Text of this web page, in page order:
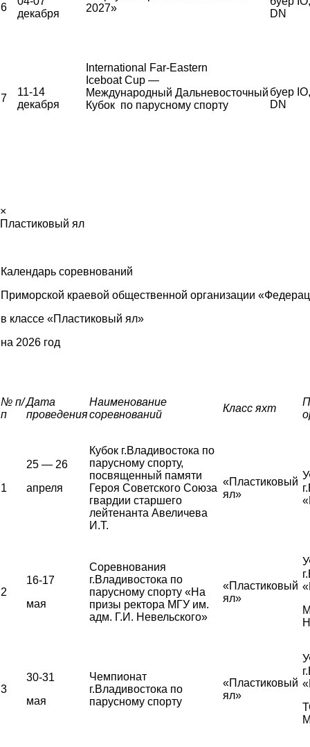
6
декабря
2027»
DN
7
11-14
декабря
International Far-Eastern
Iceboat Cup —
Международный Дальневосточный
Кубок по парусному спорту
буер
DN
×
Пластиковый ял
Календарь соревнований
Приморской краевой общественной организации
в классе «Пластиковый ял»
на 2026 год
№ п/
п
Дата
проведения
Наименование
соревнований
Класс яхт
1
25 — 26
апреля
Кубок г.Владивостока по
парусному спорту,
посвященный памяти
Героя Советского Союза
гвардии старшего
лейтенанта Авеличева
И.Т.
«Пластиковый
ял»
2
16-17
мая
Соревнования
г.Владивостока по
парусному спорту «На
призы ректора МГУ им.
адм. Г.И. Невельского»
«Пластиковый
ял»
3
30-31
мая
Чемпионат
г.Владивостока по
парусному спорту
«Пластиковый
ял»